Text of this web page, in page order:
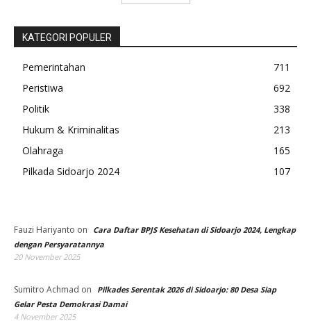
KATEGORI POPULER
Pemerintahan
711
Peristiwa
692
Politik
338
Hukum & Kriminalitas
213
Olahraga
165
Pilkada Sidoarjo 2024
107
Fauzi Hariyanto on
Cara Daftar BPJS Kesehatan di Sidoarjo 2024, Lengkap
dengan Persyaratannya
20 November 2025
Sumitro Achmad on
Pilkades Serentak 2026 di Sidoarjo: 80 Desa Siap
Gelar Pesta Demokrasi Damai
4 November 2025